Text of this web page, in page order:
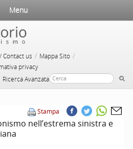
Contact us / Mappa Sito /
privacy
Ricerca Avanzata
Menu
Stampa
nell’estrema sinistra e